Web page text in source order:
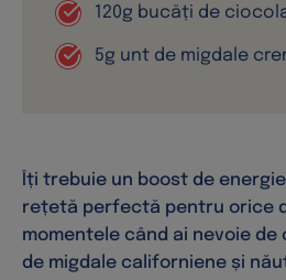
Îți trebuie un boost de
rețetă perfectă pentru orice
momentele când ai nevoie de
de migdale californiene și